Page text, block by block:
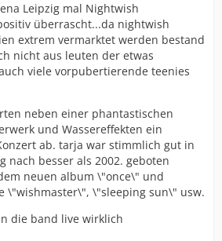
Leipzig mal Nightwish
überrascht...da nightwish
extrem vermarktet werden bestand
nicht aus leuten der etwas
viele vorpubertierende teenies
neben einer phantastischen
und Wassereffekten ein
ab. tarja war stimmlich gut in
nach besser als 2002. geboten
neuen album \"once\" und
\"wishmaster\", \"sleeping sun\" usw.
die band live wirklich